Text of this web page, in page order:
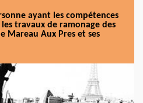
ayant les compétences
travaux de ramonage des
Mareau Aux Pres et ses